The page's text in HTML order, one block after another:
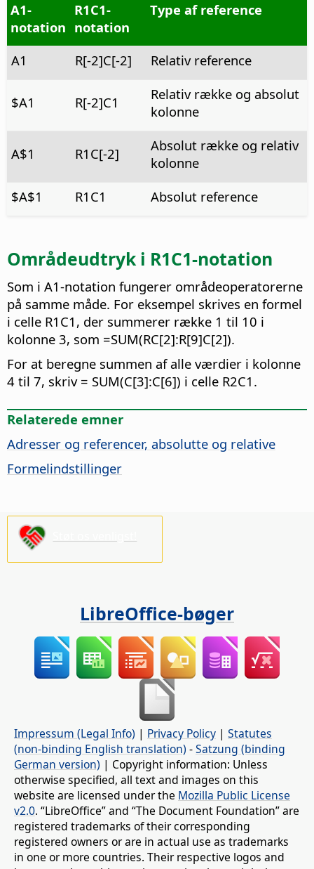
A1-
notation
R1C1-
notation
Type af reference
A1 R[-2]C[-2] Relativ reference
$A1 R[-2]C1
Relativ række og absolut
kolonne
A$1 R1C[-2]
Absolut række og relativ
kolonne
$A$1
R1C1 Absolut reference
Områdeudtryk i R1C1-notation
Som i A1-notation fungerer områdeoperatorerne
på samme måde. For eksempel skrives en formel
i celle R1C1, der summerer række 1 til 10 i
kolonne 3, som =SUM(RC[2]:R[9]C[2]).
For at beregne summen af alle værdier i kolonne
4 til 7, skriv = SUM(C[3]:C[6]) i celle R2C1.
Relaterede emner
Adresser og referencer, absolutte og relative
Formelindstillinger
LibreOffice-bøger
Impressum (Legal Info) | Privacy Policy | Statutes
(non-binding English translation) -Satzung (binding
German version) | Copyright information: Unless
otherwise specified, all text and images on this
website are licensed under the Mozilla Public License
v2.0. “LibreOffice” and “The Document Foundation” are
registered trademarks of their corresponding
registered owners or are in actual use as trademarks
in one or more countries. Their respective logos and